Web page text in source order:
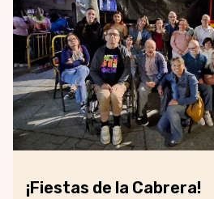
¡Fiestas de la Cabrera!